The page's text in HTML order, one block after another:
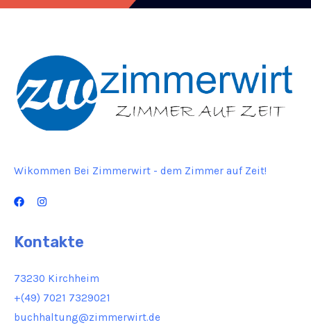
Wikommen Bei Zimmerwirt - dem Zimmer auf Zeit!
Kontakte
73230 Kirchheim
+(49) 7021 7329021
buchhaltung@zimmerwirt.de